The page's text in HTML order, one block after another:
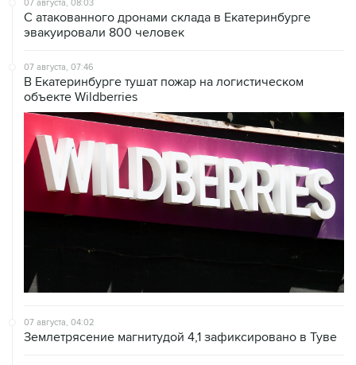
07 августа, 08:03
С атакованного дронами склада в Екатеринбурге
эвакуировали 800 человек
07 августа, 07:46
В Екатеринбурге тушат пожар на логистическом
объекте Wildberries
07 августа, 04:02
Землетрясение магнитудой 4,1 зафиксировано в Туве